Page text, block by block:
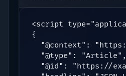
<script
{
"@context":
  "@type": "Article",
"@id": "https://